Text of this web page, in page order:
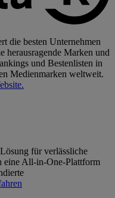
die besten Unternehmen
herausragende Marken und
und Bestenlisten in
Medienmarken weltweit.
für verlässliche
eine All-in-One-Plattform